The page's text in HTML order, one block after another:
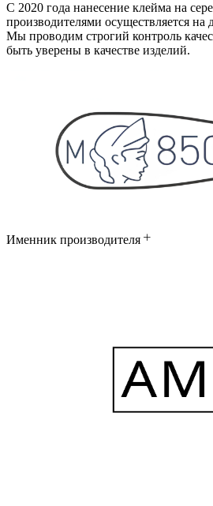
С 2020 года нанесение клейма на
производителями осуществляется на
Мы проводим строгий контроль
быть уверены в качестве изделий.
Именник производителя